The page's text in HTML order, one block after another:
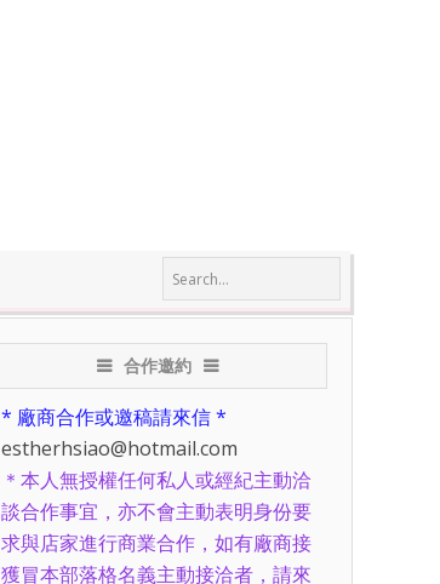
【日本大阪必遊地標】阿倍野 HARUKAS 海闊天
合作邀約
* 廠商合作或邀稿請來信 *
estherhsiao@hotmail.com
＊本人無授權任何私人或經紀主動洽
談合作事宜，亦不會主動表明身份要
求與店家進行商業合作，如有廠商接
獲冒本部落格名義主動接洽者，請來